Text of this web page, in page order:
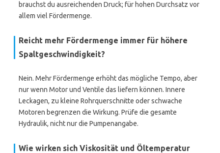
brauchst du ausreichenden Druck; für hohen Durchsatz vor
allem viel Fördermenge.
Reicht mehr Fördermenge immer für höhere
Spaltgeschwindigkeit?
Nein. Mehr Fördermenge erhöht das mögliche Tempo, aber
nur wenn Motor und Ventile das liefern können. Innere
Leckagen, zu kleine Rohrquerschnitte oder schwache
Motoren begrenzen die Wirkung. Prüfe die gesamte
Hydraulik, nicht nur die Pumpenangabe.
Wie wirken sich Viskosität und Öltemperatur